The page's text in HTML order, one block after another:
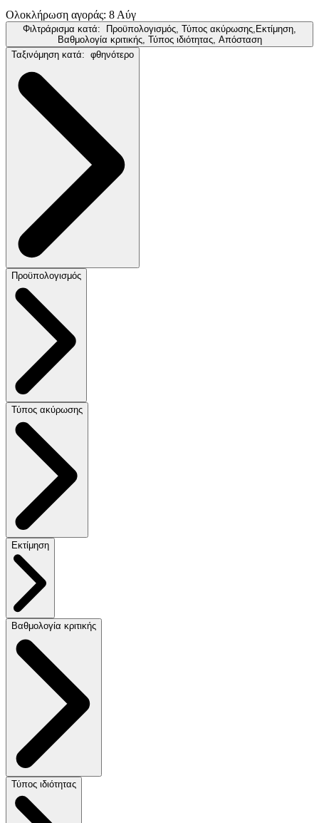
Ολοκλήρωση αγοράς: 8 Αύγ
Φιλτράρισμα κατά: Προϋπολογισμός, Τύπος ακύρωσης,Εκτίμηση,
Βαθμολογία κριτικής, Τύπος ιδιότητας, Απόσταση
Ταξινόμηση κατά: φθηνότερο
Προϋπολογισμός
Τύπος ακύρωσης
Εκτίμηση
Βαθμολογία κριτικής
Τύπος ιδιότητας